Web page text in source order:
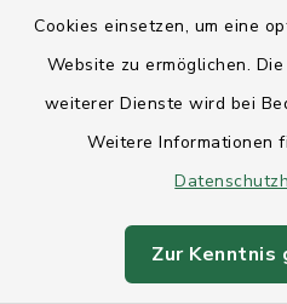
Cookies einsetzen, um eine
Website zu ermöglichen.
weiterer Dienste wird bei
Weitere Informationen
Zur Kenntnis